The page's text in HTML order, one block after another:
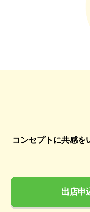
コンセプトに共感を
出店申